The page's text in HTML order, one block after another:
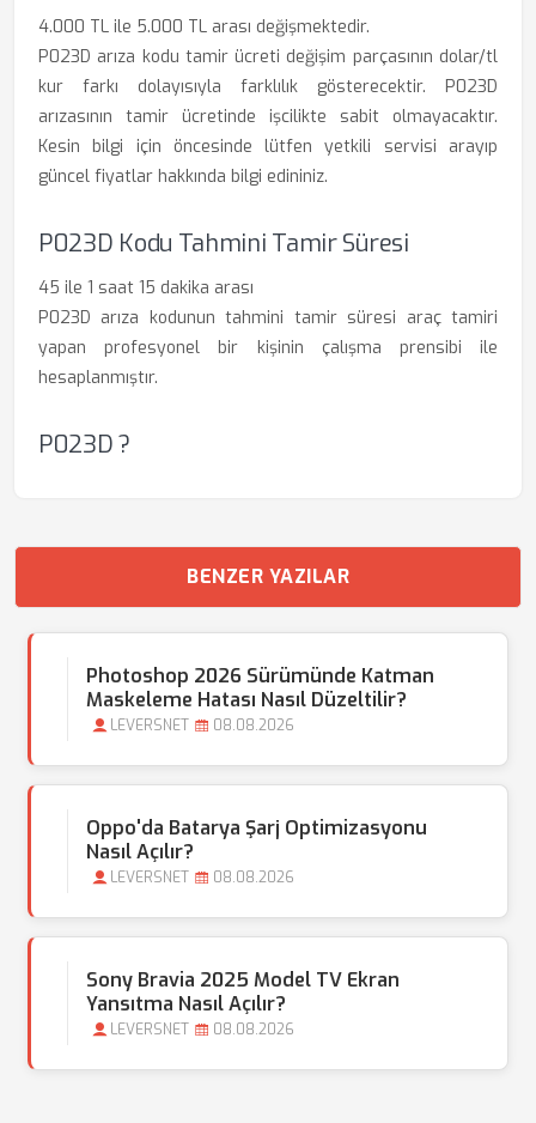
4.000 TL ile 5.000 TL arası değişmektedir.
P023D arıza kodu tamir ücreti değişim parçasının dolar/tl
kur farkı dolayısıyla farklılık gösterecektir. P023D
arızasının tamir ücretinde işcilikte sabit olmayacaktır.
Kesin bilgi için öncesinde lütfen yetkili servisi arayıp
güncel fiyatlar hakkında bilgi edininiz.
P023D Kodu Tahmini Tamir Süresi
45 ile 1 saat 15 dakika arası
P023D arıza kodunun tahmini tamir süresi araç tamiri
yapan profesyonel bir kişinin çalışma prensibi ile
hesaplanmıştır.
P023D ?
BENZER YAZILAR
Photoshop 2026 Sürümünde Katman
Maskeleme Hatası Nasıl Düzeltilir?
LEVERSNET 08.08.2026
Oppo'da Batarya Şarj Optimizasyonu
Nasıl Açılır?
LEVERSNET 08.08.2026
Sony Bravia 2025 Model TV Ekran
Yansıtma Nasıl Açılır?
LEVERSNET 08.08.2026